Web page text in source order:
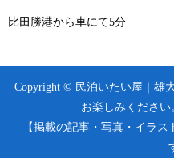
比田勝港から車にて5分
Copyright © 民泊いたい屋｜雄
お楽しみください
【掲載の記事・写真・イラ